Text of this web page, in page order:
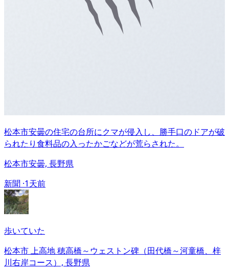
松本市安曇の住宅の台所にクマが侵入し、勝手口のドアが破
られたり食料品の入ったかごなどが荒らされた。
松本市安曇, 長野県
新聞 ·1天前
歩いていた
松本市 上高地 穂高橋～ウェストン碑（田代橋～河童橋、梓
川右岸コース）, 長野県